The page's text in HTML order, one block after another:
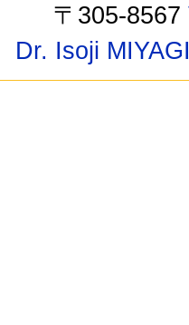
〒305-8567
Dr. Isoji MIYAGI